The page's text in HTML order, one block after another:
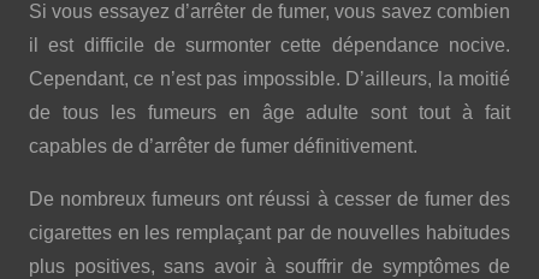
Si vous essayez d’arrêter de fumer, vous savez combien
il est difficile de surmonter cette dépendance nocive.
Cependant, ce n’est pas impossible. D’ailleurs, la moitié
de tous les fumeurs en âge adulte sont tout à fait
capables de d’arrêter de fumer définitivement.
De nombreux fumeurs ont réussi à cesser de fumer des
cigarettes en les remplaçant par de nouvelles habitudes
plus positives, sans avoir à souffrir de symptômes de